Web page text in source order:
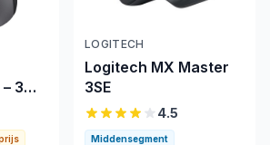
3
LOGITECH
Logitech MX Master
3SE
4.5
Middensegment